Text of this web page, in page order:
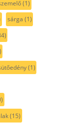
(1)
sárga (1)
(1)
(15)